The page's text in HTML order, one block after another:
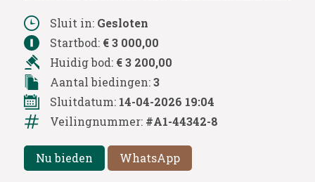
Sluit in: Gesloten
Startbod: € 3 000,00
Huidig bod: € 3 200,00
Aantal biedingen:3
Sluitdatum: 14-04-2026 19:04
Veilingnummer: #A1-44342-8
Nu bieden WhatsApp